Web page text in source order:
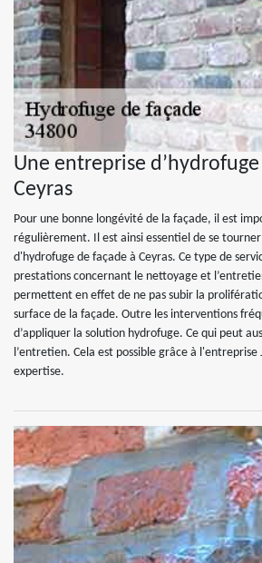
Une entreprise
Ceyras
Pour une bonne longévité de la façade, il est
régulièrement. Il est ainsi essentiel de se
d'hydrofuge de façade à Ceyras. Ce type de
prestations concernant le nettoyage et
permettent en effet de ne pas subir la
surface de la façade. Outre les interventions
d’appliquer la solution hydrofuge. Ce qui peut
l’entretien. Cela est possible grâce à l'entreprise
expertise.